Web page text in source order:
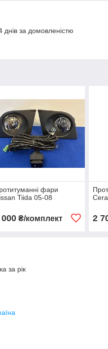
за домовленістю
фари
Tiida 05-08
₴/комплект 2
за рік